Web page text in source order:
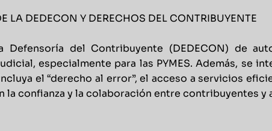
LA DEDECON Y DERECHOS DEL CONTRIBUYENTE
del Contribuyente (DEDECON) de
especialmente para las PYMES. Además, se
el “derecho al error”, el acceso a servicios
la confianza y la colaboración entre contribuyentes